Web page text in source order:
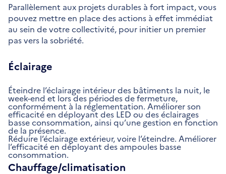
Parallèlement aux projets durables à fort impact, vous
pouvez mettre en place des actions à effet immédiat
au sein de votre collectivité, pour initier un premier
pas vers la sobriété.
Éclairage
Éteindre l’éclairage intérieur des bâtiments la nuit, le
week-end et lors des périodes de fermeture,
conformément à la réglementation. Améliorer son
efficacité en déployant des LED ou des éclairages
basse consommation, ainsi qu’une gestion en fonction
de la présence.
Réduire l’éclairage extérieur, voire l’éteindre. Améliorer
l’efficacité en déployant des ampoules basse
consommation.
Chauffage/climatisation